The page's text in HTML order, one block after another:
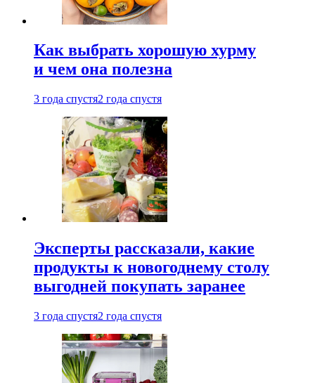
Как выбрать хорошую хурму
и чем она полезна
3 года спустя2 года спустя
Эксперты рассказали, какие
продукты к новогоднему столу
выгодней покупать заранее
3 года спустя2 года спустя